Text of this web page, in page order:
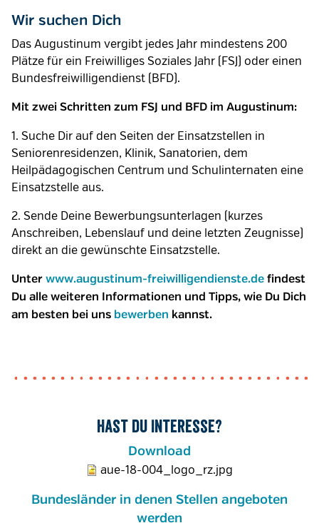
Wir suchen Dich
Das Augustinum vergibt jedes Jahr mindestens 200
Plätze für ein Freiwilliges Soziales Jahr (FSJ) oder einen
Bundesfreiwilligendienst (BFD).
Mit zwei Schritten zum FSJ und BFD im Augustinum:
1. Suche Dir auf den Seiten der Einsatzstellen in
Seniorenresidenzen, Klinik, Sanatorien, dem
Heilpädagogischen Centrum und Schulinternaten eine
Einsatzstelle aus.
2. Sende Deine Bewerbungsunterlagen (kurzes
Anschreiben, Lebenslauf und deine letzten Zeugnisse)
direkt an die gewünschte Einsatzstelle.
Unter www.augustinum-freiwilligendienste.de findest
Du alle weiteren Informationen und Tipps, wie Du Dich
am besten bei uns bewerben kannst.
Hast du Interesse?
Download
aue-18-004_logo_rz.jpg
Bundesländer in denen Stellen angeboten
werden